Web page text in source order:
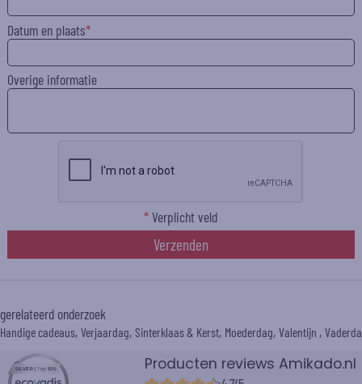
Datum en plaats
Overige informatie
*Verplicht veld
Verzenden
gerelateerd onderzoek
Handige cadeaus Verjaardag Sinterklaas & Kerst Moederdag Valentijn
Producten reviews Amikado.nl